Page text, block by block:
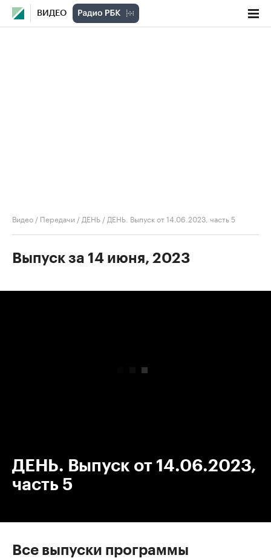
ВИДЕО
Видео / Передачи / ДЕНЬ / ДЕНЬ. Выпуск от 14.06.2023, часть 5
Выпуск за 14 июня, 2023
ДЕНЬ. Выпуск от 14.06.2023,
часть 5
Все выпуски программы